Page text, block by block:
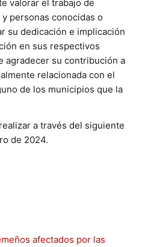
valorar el trabajo de
personas conocidas o
su dedicación e implicación
en sus respectivos
agradecer su contribución a
relacionada con el
de los municipios que la
a través del siguiente
de 2024.
afectados por las